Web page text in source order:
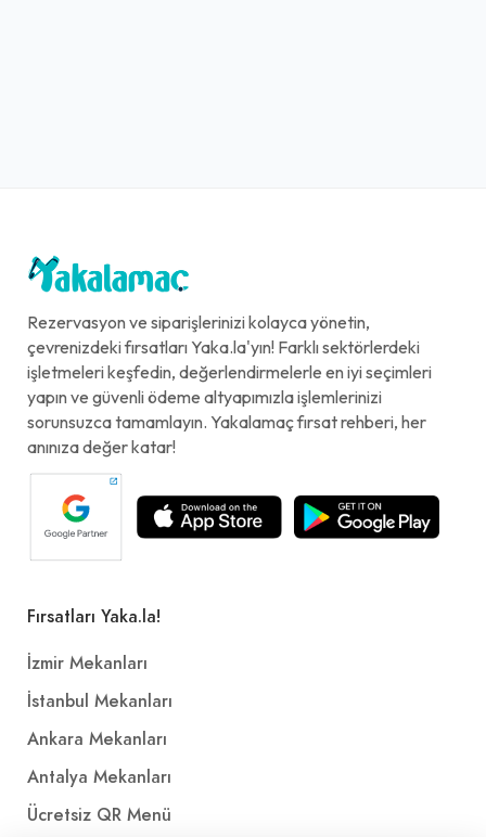
Rezervasyon ve siparişlerinizi kolayca yönetin,
çevrenizdeki fırsatları Yaka.la'yın! Farklı sektörlerdeki
işletmeleri keşfedin, değerlendirmelerle en iyi seçimleri
yapın ve güvenli ödeme altyapımızla işlemlerinizi
sorunsuzca tamamlayın. Yakalamaç fırsat rehberi, her
anınıza değer katar!
Fırsatları Yaka.la!
İzmir Mekanları
İstanbul Mekanları
Ankara Mekanları
Antalya Mekanları
Ücretsiz QR Menü